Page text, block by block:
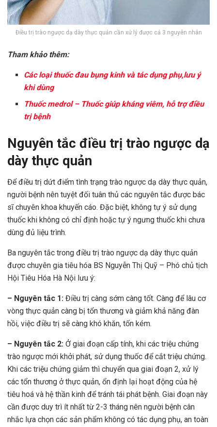
Điều trị trào ngược dạ dày thực quản cần xử lý được cả 3 nguyên nhân
Tham khảo thêm:
Các loại thuốc đau bụng kinh và tác dụng phụ,lưu ý
khi dùng
Thuốc medrol – Thuốc giúp kháng viêm, hỗ trợ điều
trị bệnh
Nguyên tắc điều trị trào ngược dạ
dày thực quản
Để điều trị dứt điểm tình trạng trào ngược dạ dày thực quản,
người bệnh nên tuyệt đối tuân thủ các nguyên tắc được bác
sĩ chuyên khoa khuyến cáo. Đặc biệt, không tự ý sử dụng
thuốc khi không có chỉ định hoặc tự ý ngưng thuốc khi chưa
dùng đủ liệu trình.
Ba nguyên tắc trong điều trị trào ngược dạ dày thực quản
được chuyên gia tiêu hóa BS Nguyễn Thị Quỹ – Phó chủ tịch
Hội Tiêu Hóa Hà Nội lưu ý:
– Nguyên tắc 1: Điều trị càng sớm càng tốt. Càng để lâu cơ
vòng thực quản càng bị tổn thương và giảm khả năng đàn
hồi, việc điều trị sẽ càng khó khăn, tốn kém.
– Nguyên tắc 2: Ở giai đoạn cấp tính, khi các triệu chứng
trào ngược mới khởi phát, sử dụng thuốc để cắt triệu chứng.
Khi các triệu chứng giảm thì chuyển qua giai đoạn 2, xử lý
các tổn thương ở thực quản, ổn định lại hoạt động của hệ
tiêu hoá và hệ thần kinh để tránh tái phát bệnh. Giai đoạn này
cần được duy trì ít nhất từ 2-3 tháng nên người bệnh cân
nhắc lựa chọn các sản phẩm không có tác dụng phụ, an toàn